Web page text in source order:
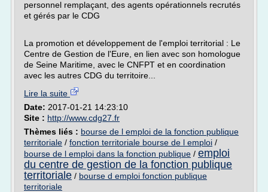
personnel remplaçant, des agents opérationnels recrutés
et gérés par le CDG
La promotion et développement de l'emploi territorial : Le
Centre de Gestion de l'Eure, en lien avec son homologue
de Seine Maritime, avec le CNFPT et en coordination
avec les autres CDG du territoire...
Lire la suite
Date: 2017-01-21 14:23:10
Site : http://www.cdg27.fr
Thèmes liés : bourse de l emploi de la fonction publique
territoriale / fonction territoriale bourse de l emploi /
bourse de l emploi dans la fonction publique / emploi
du centre de gestion de la fonction publique
territoriale / bourse d emploi fonction publique
territoriale